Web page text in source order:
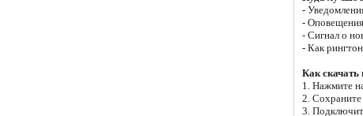
-
-
- Сигнал о
- Как
Как скачать
1. Нажмите
2.
3.